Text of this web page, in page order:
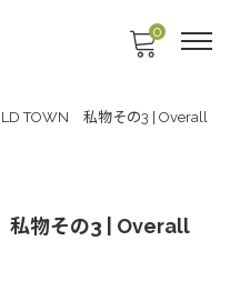
0
TOWN 私物その3 | Overall
物その3 | Overall